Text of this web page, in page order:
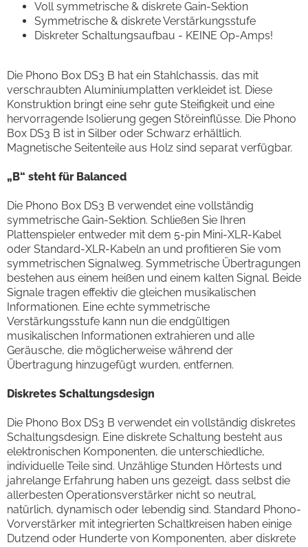
Voll symmetrische & diskrete Gain-Sektion
Symmetrische & diskrete Verstärkungsstufe
Diskreter Schaltungsaufbau - KEINE Op-Amps!
Die Phono Box DS3 B hat ein Stahlchassis, das mit
verschraubten Aluminiumplatten verkleidet ist. Diese
Konstruktion bringt eine sehr gute Steifigkeit und eine
hervorragende Isolierung gegen Störeinflüsse. Die Phono
Box DS3 B ist in Silber oder Schwarz erhältlich.
Magnetische Seitenteile aus Holz sind separat verfügbar.
„B“ steht für Balanced
Die Phono Box DS3 B verwendet eine vollständig
symmetrische Gain-Sektion. Schließen Sie Ihren
Plattenspieler entweder mit dem 5-pin Mini-XLR-Kabel
oder Standard-XLR-Kabeln an und profitieren Sie vom
symmetrischen Signalweg. Symmetrische Übertragungen
bestehen aus einem heißen und einem kalten Signal. Beide
Signale tragen effektiv die gleichen musikalischen
Informationen. Eine echte symmetrische
Verstärkungsstufe kann nun die endgültigen
musikalischen Informationen extrahieren und alle
Geräusche, die möglicherweise während der
Übertragung hinzugefügt wurden, entfernen.
Diskretes Schaltungsdesign
Die Phono Box DS3 B verwendet ein vollständig diskretes
Schaltungsdesign. Eine diskrete Schaltung besteht aus
elektronischen Komponenten, die unterschiedliche,
individuelle Teile sind. Unzählige Stunden Hörtests und
jahrelange Erfahrung haben uns gezeigt, dass selbst die
allerbesten Operationsverstärker nicht so neutral,
natürlich, dynamisch oder lebendig sind. Standard Phono-
Vorverstärker mit integrierten Schaltkreisen haben einige
Dutzend oder Hunderte von Komponenten, aber diskrete